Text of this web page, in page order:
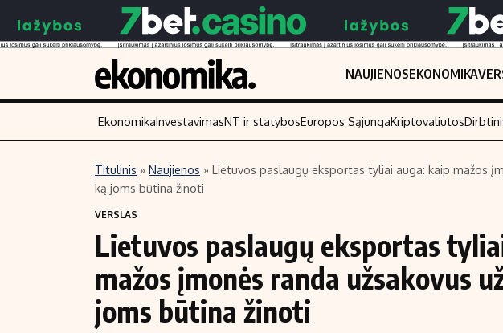
NAUJIENOSEKONOMIKA
Turinys
Naujienos
Aplinka
Verslas
Energetika
Ekonomika
Įmonės
Žemės ūkis
Technologijos
Laisvalaikis
Akcijų
Saulės
EkonomikaInvestavimasNT ir statybosEuropos SąjungaKriptovaliutos
Titulinis » Naujienos » Lietuvos paslaugų eksportas tyliai auga: kaip mažos
ką joms būtina žinoti
VERSLAS
Lietuvos paslaugų eksportas
mažos įmonės randa užsakovus
joms būtina žinoti